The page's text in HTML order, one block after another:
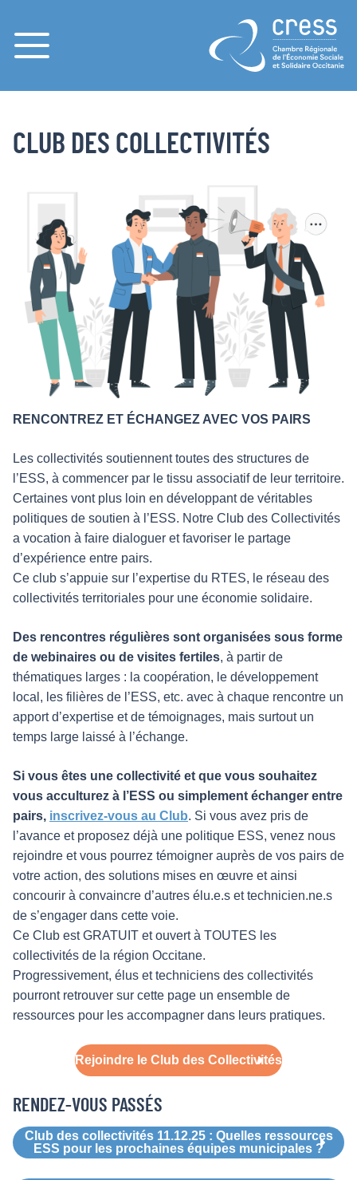
Menu
CLUB DES COLLECTIVITÉS
RENCONTREZ ET ÉCHANGEZ AVEC VOS PAIRS
Les collectivités soutiennent toutes des structures de
l’ESS, à commencer par le tissu associatif de leur territoire.
Certaines vont plus loin en développant de véritables
politiques de soutien à l’ESS. Notre Club des Collectivités
a vocation à faire dialoguer et favoriser le partage
d’expérience entre pairs.
Ce club s’appuie sur l’expertise du RTES, le réseau des
collectivités territoriales pour une économie solidaire.
Des rencontres régulières sont organisées sous forme
de webinaires ou de visites fertiles, à partir de
thématiques larges : la coopération, le développement
local, les filières de l’ESS, etc. avec à chaque rencontre un
apport d’expertise et de témoignages, mais surtout un
temps large laissé à l’échange.
Si vous êtes une collectivité et que vous souhaitez
vous acculturez à l’ESS ou simplement échanger entre
pairs, inscrivez-vous au Club. Si vous avez pris de
l’avance et proposez déjà une politique ESS, venez nous
rejoindre et vous pourrez témoigner auprès de vos pairs de
votre action, des solutions mises en œuvre et ainsi
concourir à convaincre d’autres élu.e.s et technicien.ne.s
de s’engager dans cette voie.
Ce Club est GRATUIT et ouvert à TOUTES les
collectivités de la région Occitane.
Progressivement, élus et techniciens des collectivités
pourront retrouver sur cette page un ensemble de
ressources pour les accompagner dans leurs pratiques.
Rejoindre le Club des Collectivités
RENDEZ-VOUS PASSÉS
Club des collectivités 11.12.25 : Quelles ressources
ESS pour les prochaines équipes municipales ?